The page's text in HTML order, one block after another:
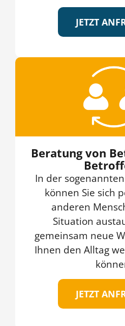
JETZT
Beratung von
In der
können Sie sich
anderen
Situation
gemeinsam neue
Ihnen den Alltag
JETZT